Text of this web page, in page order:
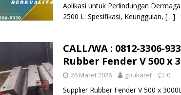
Aplikasi untuk Perlindungan
2500 L: Spesifikasi, Keunggulan, […]
CALL/WA : 0812-3306-
Rubber Fender V 500 x
26 Maret 2026 gbukaret 0
Supplier Rubber Fender V 500 x